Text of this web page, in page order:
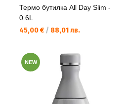
Термо бутилка All Day Slim -
0.6L
Текуща цена:
45,00 € / 88,01 лв.
NEW